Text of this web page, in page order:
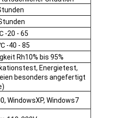
-20 - 65
-40 - 85
Rh10% bis 95%
Energietest,
besonders angefertigt
WindowsXP, Windows7